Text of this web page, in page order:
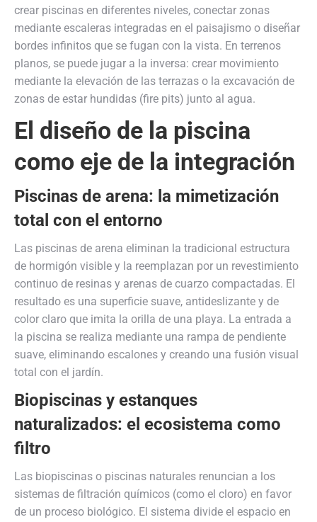
crear piscinas en diferentes niveles, conectar zonas
mediante escaleras integradas en el paisajismo o diseñar
bordes infinitos que se fugan con la vista. En terrenos
planos, se puede jugar a la inversa: crear movimiento
mediante la elevación de las terrazas o la excavación de
zonas de estar hundidas (fire pits) junto al agua.
El diseño de la piscina
como eje de la integración
Piscinas de arena: la mimetización
total con el entorno
Las piscinas de arena eliminan la tradicional estructura
de hormigón visible y la reemplazan por un revestimiento
continuo de resinas y arenas de cuarzo compactadas. El
resultado es una superficie suave, antideslizante y de
color claro que imita la orilla de una playa. La entrada a
la piscina se realiza mediante una rampa de pendiente
suave, eliminando escalones y creando una fusión visual
total con el jardín.
Biopiscinas y estanques
naturalizados: el ecosistema como
filtro
Las biopiscinas o piscinas naturales renuncian a los
sistemas de filtración químicos (como el cloro) en favor
de un proceso biológico. El sistema divide el espacio en